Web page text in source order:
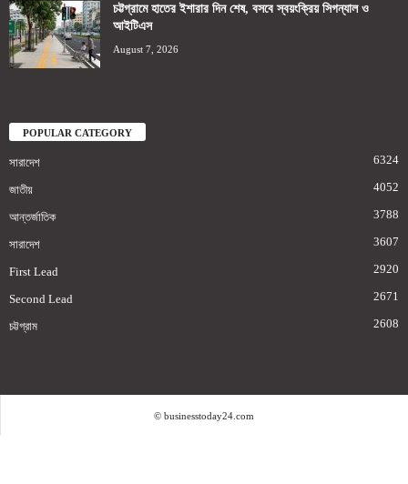
চট্টগ্রামে হাতের ইশারার দিন শেষ, বসবে স্বয়ংক্রিয় সিগন্যাল ও
আইটিএস
August 7, 2026
POPULAR CATEGORY
সারাদেশ 6324
জাতীয় 4052
আন্তর্জাতিক 3788
সারাদেশ 3607
First Lead 2920
Second Lead 2671
চট্টগ্রাম 2608
© businesstoday24.com